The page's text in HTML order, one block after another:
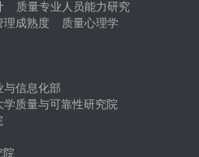
质量专业人员能力研究
理成熟度
质量心理学
与信息化部
学质量与可靠性研究院
院